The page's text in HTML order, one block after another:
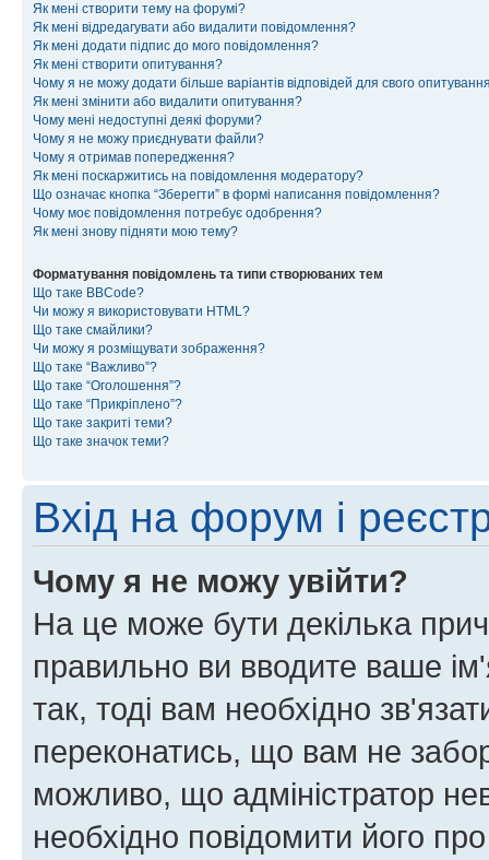
Як мені створити тему на форумі?
Як мені відредагувати або видалити повідомлення?
Як мені додати підпис до мого повідомлення?
Як мені створити опитування?
Чому я не можу додати більше варіантів відповідей для свого
Як мені змінити або видалити опитування?
Чому мені недоступні деякі форуми?
Чому я не можу приєднувати файли?
Чому я отримав попередження?
Як мені поскаржитись на повідомлення модератору?
Що означає кнопка “Зберегти” в формі написання повідомлення?
Чому моє повідомлення потребує одобрення?
Як мені знову підняти мою тему?
Форматування повідомлень та типи створюваних тем
Що таке BBCode?
Чи можу я використовувати HTML?
Що таке смайлики?
Чи можу я розміщувати зображення?
Що таке “Важливо”?
Що таке “Оголошення”?
Що таке “Прикріплено”?
Що таке закриті теми?
Що таке значок теми?
Вхід на форум і
Чому я не можу увійти?
На це може бути декілька
правильно ви вводите ваше
так, тоді вам необхідно
переконатись, що вам не
можливо, що адміністратор
необхідно повідомити його